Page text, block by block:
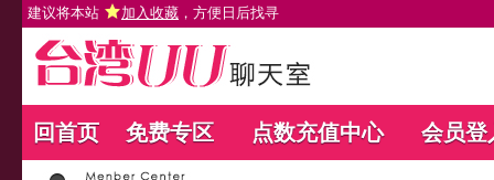
建议将本站 加入收藏 ，方便日后找寻
回首页 免费专区 点数充值中心 会员登